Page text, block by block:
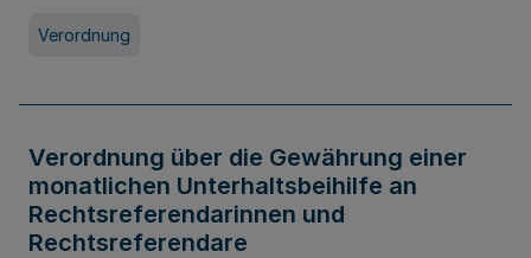
Verordnung
Verordnung über die Gewährung einer
monatlichen Unterhaltsbeihilfe an
Rechtsreferendarinnen und
Rechtsreferendare